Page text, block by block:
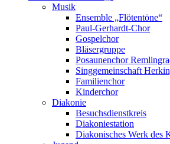
Musik
Ensemble „Flötentöne“
Paul-Gerhardt-Chor
Gospelchor
Bläsergruppe
Posaunenchor
Singgemeinschaft
Familienchor
Kinderchor
Diakonie
Besuchsdienstkreis
Diakoniestation
Diakonisches Werk des